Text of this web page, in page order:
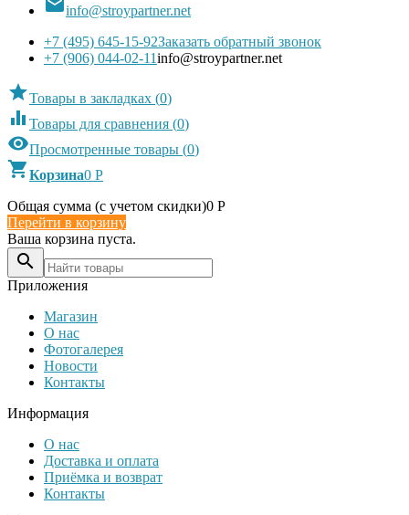
info@stroypartner.net
+7 (495) 645-15-92Заказать обратный звонок
+7 (906) 044-02-11info@stroypartner.net
Товары в закладках (0)
 Товары для сравнения (0)
Просмотренные товары (0)
Корзина0 Р
Общая сумма (с учетом скидки)0 Р
Перейти в корзину
Ваша корзина пуста.

Приложения
Магазин
О нас
Фотогалерея
Новости
Контакты
Информация
О нас
Доставка и оплата
Приёмка и возврат
Контакты